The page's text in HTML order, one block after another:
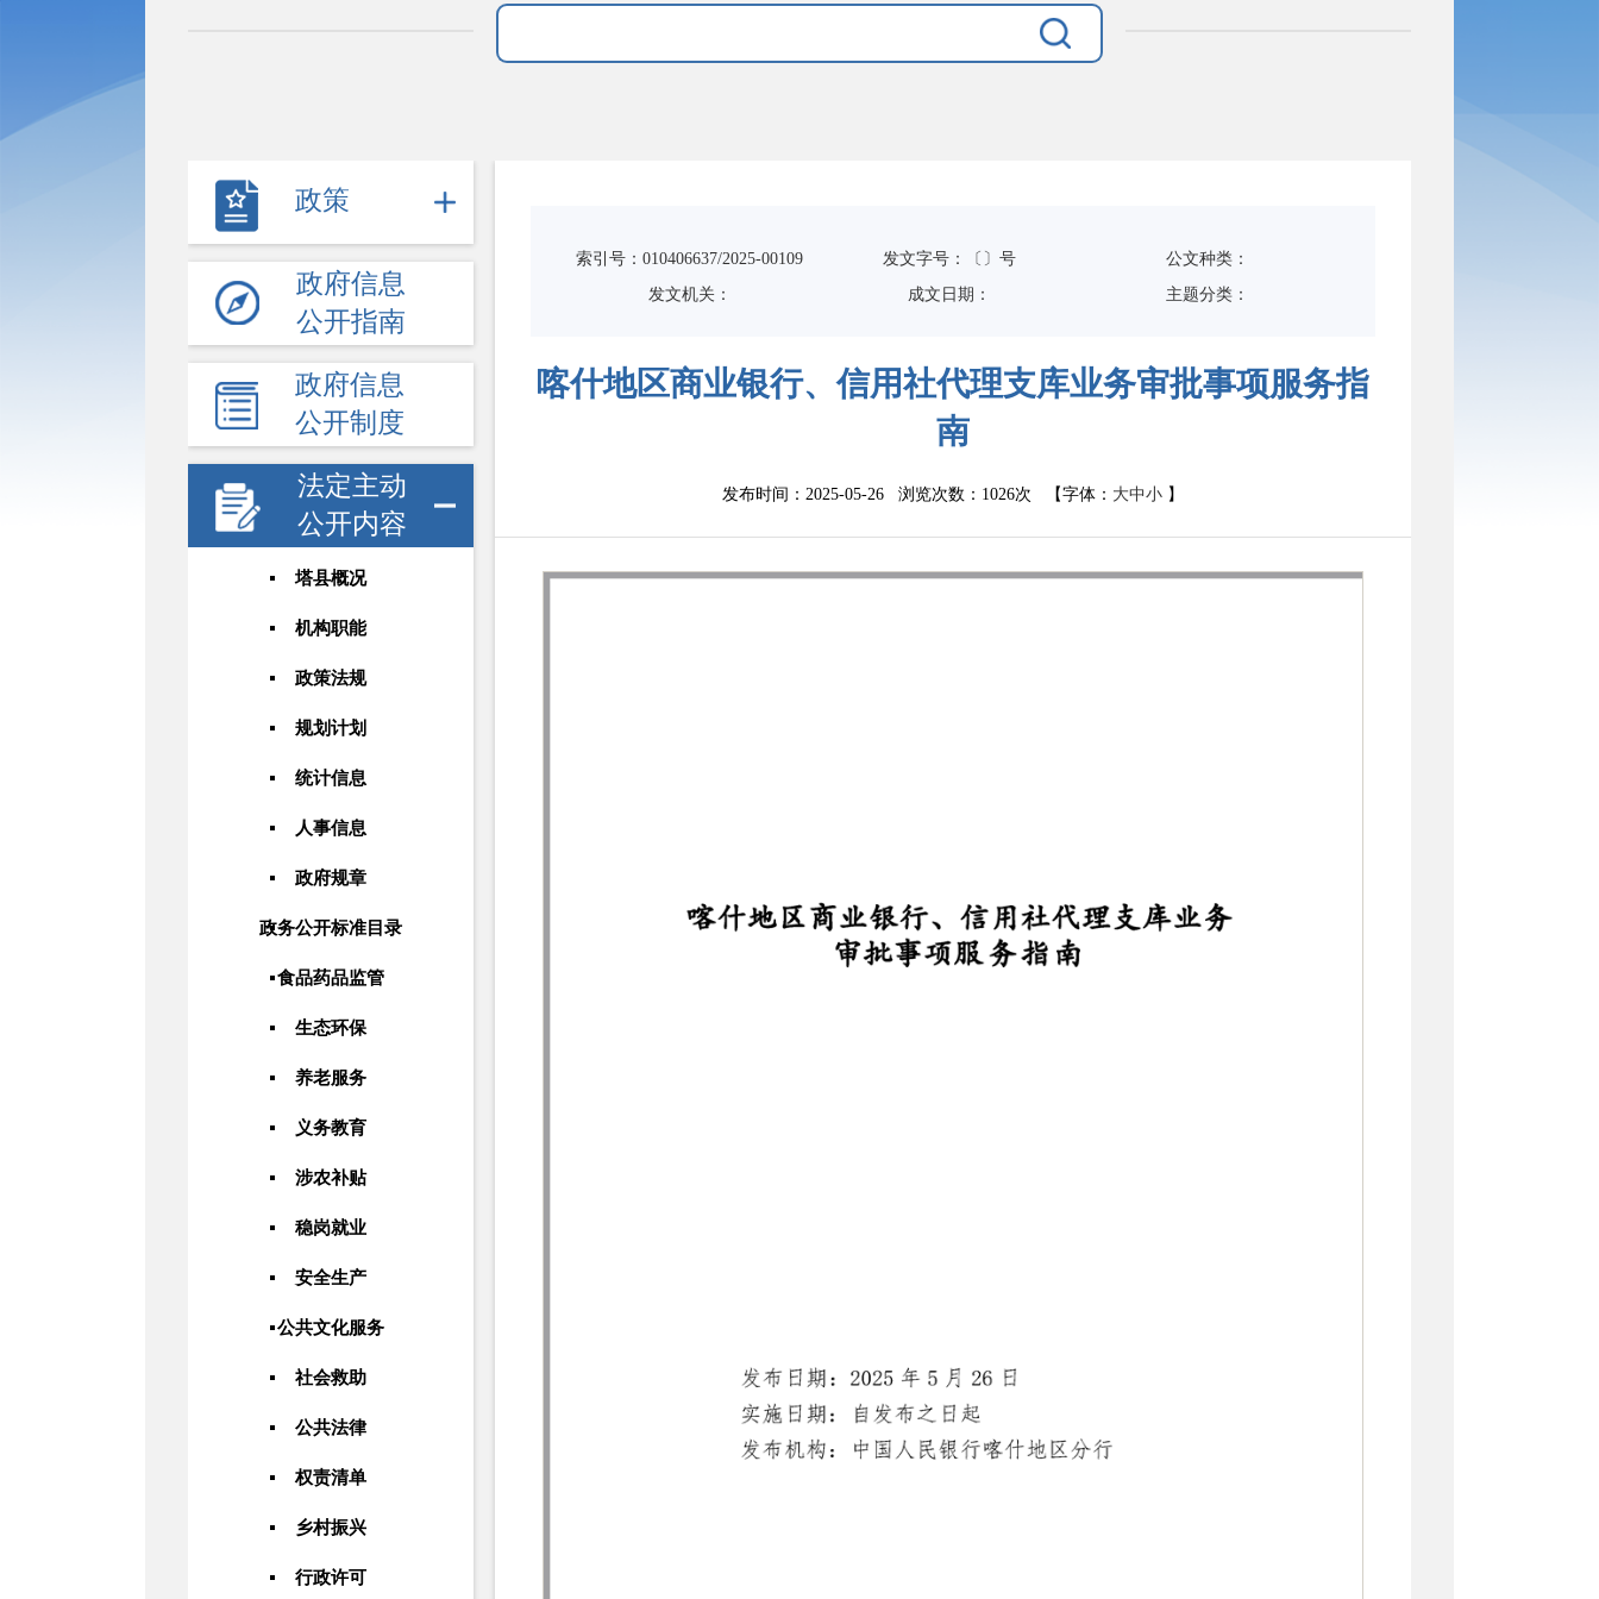
政策
政府信息
公开指南
政府信息
公开制度
法定主动
公开内容
塔县概况
机构职能
政策法规
规划计划
统计信息
人事信息
政府规章
政务公开标准目录
食品药品监管
生态环保
养老服务
义务教育
涉农补贴
稳岗就业
安全生产
公共文化服务
社会救助
公共法律
权责清单
乡村振兴
行政许可
索引号：010406637/2025-00109 发文字号：〔〕号
公文种类：
发文机关：
成文日期： 主题分类：
喀什地区商业银行、信用社代理支库业务审批事项服务指
南
发布时间：2025-05-26 浏览次数： 1026次 【字体： 大中小 】